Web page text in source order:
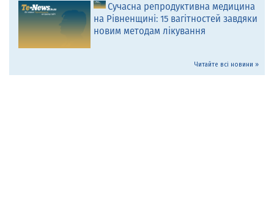
Сучасна репродуктивна медицина
на Рівненщині: 15 вагітностей завдяки
новим методам лікування
Читайте всі новини »